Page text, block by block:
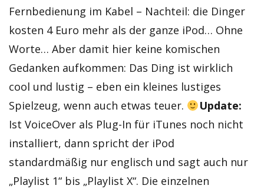
Fernbedienung im Kabel – Nachteil: die Dinger
kosten 4 Euro mehr als der ganze iPod… Ohne
Worte… Aber damit hier keine komischen
Gedanken aufkommen: Das Ding ist wirklich
cool und lustig – eben ein kleines lustiges
Spielzeug, wenn auch etwas teuer.
Update:
Ist VoiceOver als Plug-In für iTunes noch nicht
installiert, dann spricht der iPod
standardmäßig nur englisch und sagt auch nur
„Playlist 1“ bis „Playlist X“. Die einzelnen